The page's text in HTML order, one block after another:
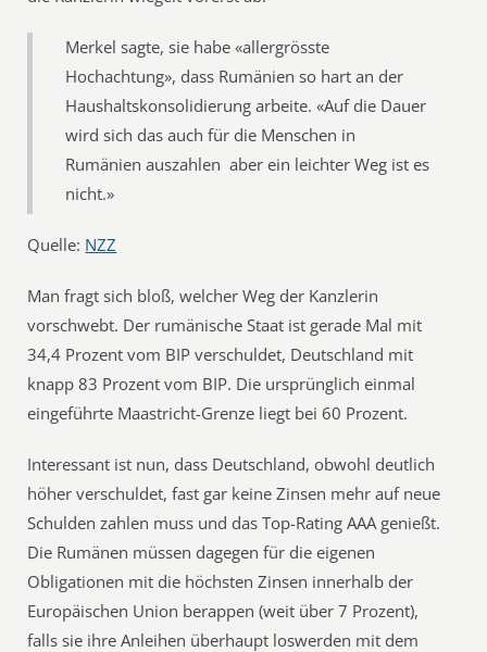
Merkel sagte, sie habe «allergrösste
Hochachtung», dass Rumänien so hart an der
Haushaltskonsolidierung arbeite. «Auf die Dauer
wird sich das auch für die Menschen in
Rumänien auszahlen  aber ein leichter Weg ist es
nicht.»
Quelle: NZZ
Man fragt sich bloß, welcher Weg der Kanzlerin
vorschwebt. Der rumänische Staat ist gerade Mal mit
34,4 Prozent vom BIP verschuldet, Deutschland mit
knapp 83 Prozent vom BIP. Die ursprünglich einmal
eingeführte Maastricht-Grenze liegt bei 60 Prozent.
Interessant ist nun, dass Deutschland, obwohl deutlich
höher verschuldet, fast gar keine Zinsen mehr auf neue
Schulden zahlen muss und das Top-Rating AAA genießt.
Die Rumänen müssen dagegen für die eigenen
Obligationen mit die höchsten Zinsen innerhalb der
Europäischen Union berappen (weit über 7 Prozent),
falls sie ihre Anleihen überhaupt loswerden mit dem